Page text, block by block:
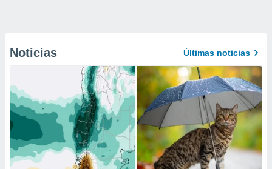
Noticias Últimas noticias